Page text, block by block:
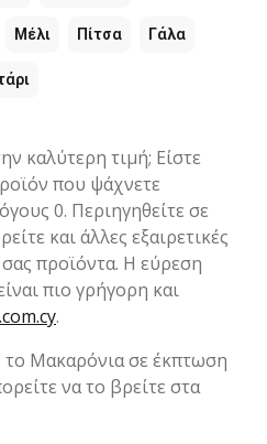
Μέλι Πίτσα Γάλα
καλύτερη τιμή; Είστε
που ψάχνετε
0. Περιηγηθείτε σε
και άλλες εξαιρετικές
σας προϊόντα. Η εύρεση
πιο γρήγορη και
.
το Μακαρόνια σε έκπτωση
να το βρείτε στα